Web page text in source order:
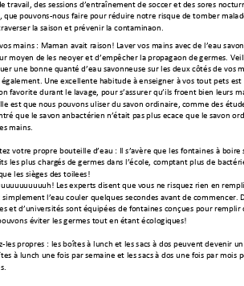
travail, des sessions d’entraînement de soccer et des sorties n
que pouvons-nous faire pour réduire notre risque de tomber
erser la saison et prévenir la contamination.
mains : Maman avait raison! Laver vos mains avec de l’eau sav
moyen de les nettoyer et d’empêcher la propagation de germes.
une bonne quantité d’eau savonneuse sur les deux côtés de vos
également. Une excellente habitude à enseigner à vos tout petits est
favorite durant le lavage, pour s’assurer qu’ils frottent bien leurs
est que nous pouvons utiliser du savon ordinaire, comme des
que le savon antibactérien n’était pas plus efficace que le savon
mains.
votre propre bouteille d’eau : Il s’avère que les fontaines à boire
les plus chargés de germes dans l’école, comptant plus de bac
les sièges des toilettes!
uuuuuuuuu h! Les experts disent que vous ne risquez rien en r
simplement l’eau cou ler quelques secondes avant de commencer.
et d’universités sont équipées de fontaines conçues pour remplir
éviter les germes tout en étant écologiques!
les propres : les boîtes à lunch et les sacs à dos peuvent devenir
à lunch une fois par semaine et les sacs à dos une fois par mois